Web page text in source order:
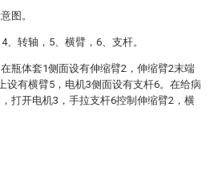
图。
转轴，5、横臂，6、支杆。
瓶体套1侧面设有伸缩臂2，伸缩臂2末端
设有横臂5，电机3侧面设有支杆6。在给病
打开电机3，手拉支杆6控制伸缩臂2，横